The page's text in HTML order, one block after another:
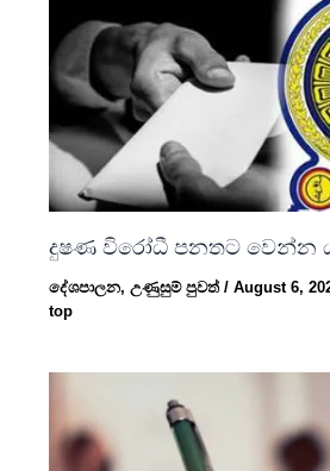
දුෂණ විරෝධී පනතට වෙන්න
දේශපාලන,උණුසුම් පුවත්/August 6,
top